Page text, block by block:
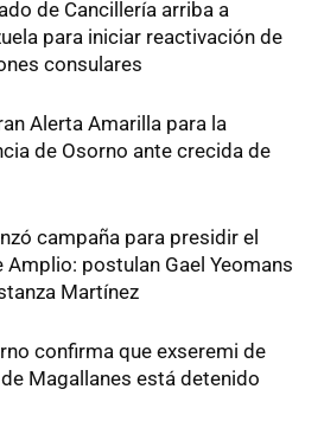
de Cancillería arriba a
para iniciar reactivación de
consulares
Alerta Amarilla para la
de Osorno ante crecida de
campaña para presidir el
Amplio: postulan Gael Yeomans
Martínez
confirma que exseremi de
Magallanes está detenido